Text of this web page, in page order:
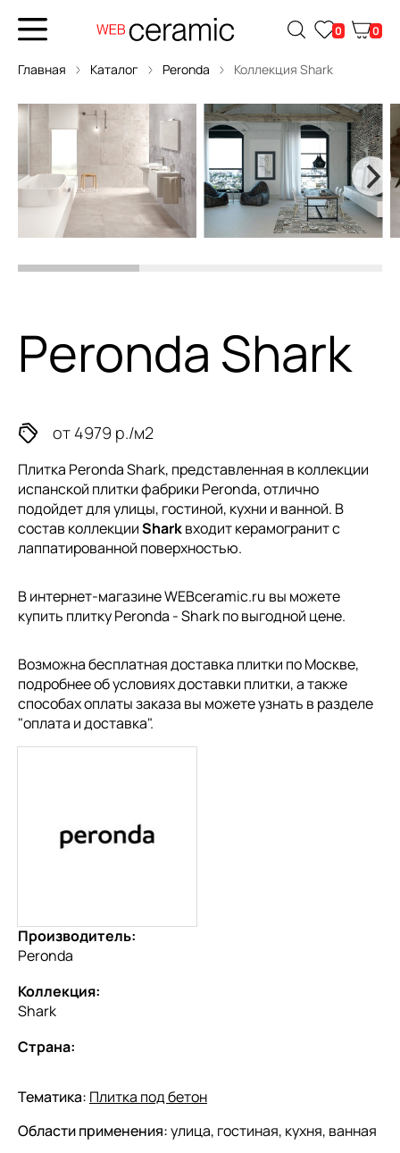
0 0
Главная Каталог Peronda Коллекция Shark
Peronda Shark
от 4979 р./м2
Плитка Peronda Shark, представленная в коллекции
испанской плиткифабрики Peronda, отлично
подойдет для улицы, гостиной, кухни и ванной. В
состав коллекцииSharkвходит керамогранит с
лаппатированной поверхностью.
В интернет-магазине WEBceramic.ru вы можете
купить плитку Peronda - Shark по выгодной цене.
Возможна бесплатная доставка плитки по Москве,
подробнее об условиях доставки плитки, а также
способах оплаты заказа вы можете узнать в разделе
"оплата и доставка".
Производитель:
Peronda
Коллекция:
Shark
Страна:
Тематика: Плитка под бетон
Области применения:улица, гостиная, кухня, ванная